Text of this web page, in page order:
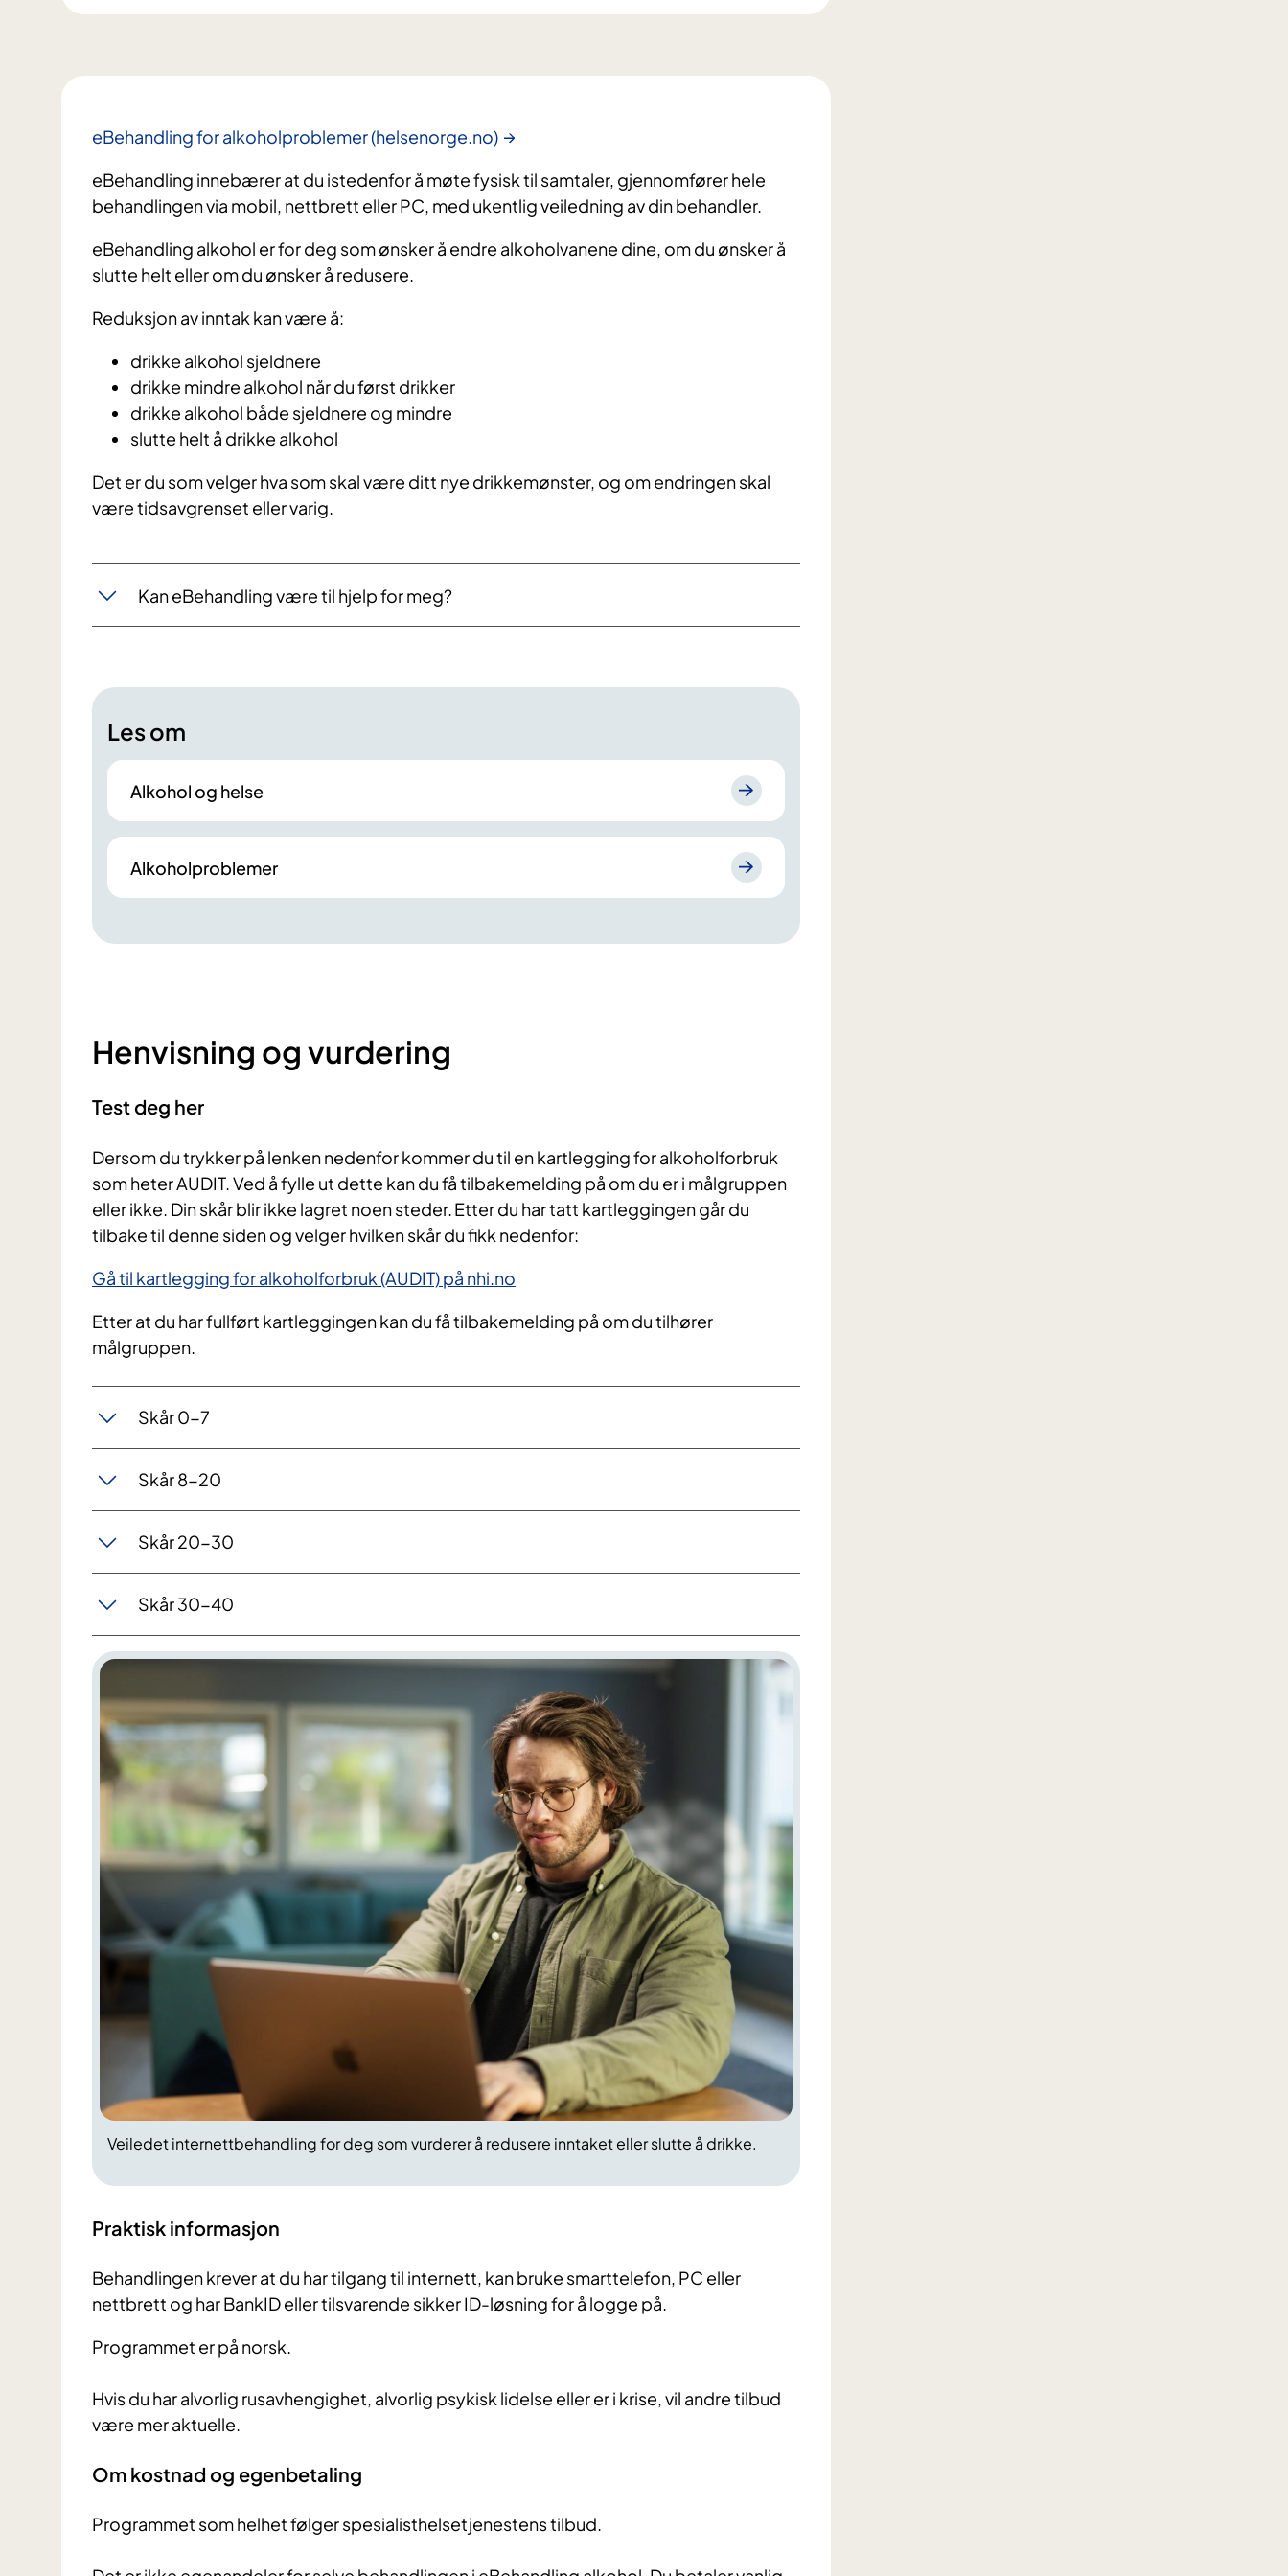
eBehandling for alkoholproblemer (helsenorge.no)
eBehandling innebærer at du istedenfor å møte fysisk til samtaler, gjennomfører hele
behandlingen via mobil, nettbrett eller PC, med ukentlig veiledning av din behandler.
eBehandling alkohol er for deg som ønsker å endre alkoholvanene dine, om du ønsker å
slutte helt eller om du ønsker å redusere.
Reduksjon av inntak kan være å:
drikke alkohol sjeldnere
drikke mindre alkohol når du først drikker
drikke alkohol både sjeldnere og mindre
slutte helt å drikke alkohol
Det er du som velger hva som skal være ditt nye drikkemønster, og om endringen skal
være tidsavgrenset eller varig.
Kan eBehandling være til hjelp for meg?
Les om
Alkohol og helse
Alkoholproblemer
Henvisning og vurdering
Test deg her
Dersom du trykker på lenken nedenfor kommer du til en kartlegging for alkoholforbruk
som heter AUDIT. Ved å fylle ut dette kan du få tilbakemelding på om du er i målgruppen
eller ikke. Din skår blir ikke lagret noen steder. Etter du har tatt kartleggingen går du
tilbake til denne siden og velger hvilken skår du fikk nedenfor:
Gå til kartlegging f​​or alkoholforbruk (AUDIT) på nhi.no​
Etter at du har fullført kartleggingen kan du få tilbakemelding på om du tilhører
målgruppen.
Skår 0-7
Skår 8-20
Skår 20-30
Skår 30-40
Veiledet internettbehandling for deg som vurderer å redusere inntaket eller slutte å drikke.
Praktisk informasjon
Behandlingen krever at du har tilgang til internett, kan bruke smarttelefon, PC eller
nettbrett og har BankID eller tilsvarende sikker ID-løsning for å logge på.
Programmet er på norsk.
Hvis du har alvorlig rusavhengighet, alvorlig psykisk lidelse eller er i krise, vil andre tilbud
være mer aktuelle.
Om kostnad og egenbetaling
Programmet som helhet følger spesialisthelsetjenestens tilbud.